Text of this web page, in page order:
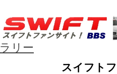
ラリー
スイフト